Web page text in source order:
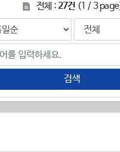
전체 :27건 (1 / 3
검색